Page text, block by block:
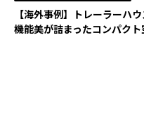
【海外事例】トレーラーハ
機能美が詰まったコンパクト